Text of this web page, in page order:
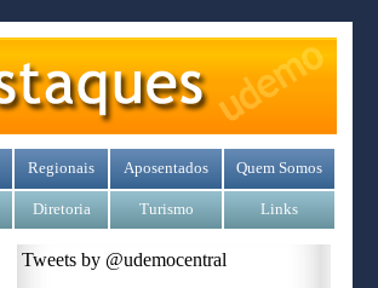
Regionais Aposentados Quem Somos
Diretoria Turismo Links
Tweets by @udemocentral